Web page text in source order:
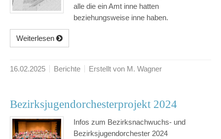
alle die ein Amt inne hatten
beziehungsweise inne haben.
Weiterlesen
16.02.2025 Berichte Erstellt von M. Wagner
Bezirksjugendorchesterprojekt 2024
Infos zum Bezirksnachwuchs- und
Bezirksjugendorchester 2024